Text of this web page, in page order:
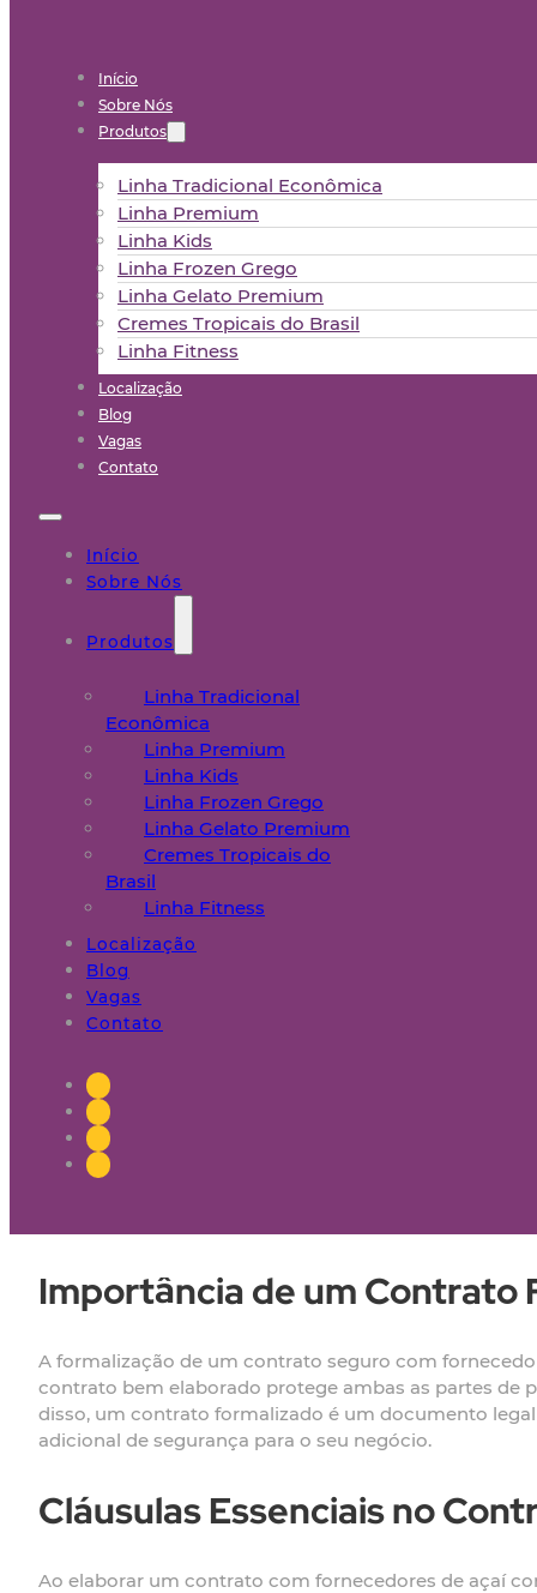
Início
Sobre Nós
Produtos
Linha Tradicional Econômica
Linha Premium
Linha Kids
Linha Frozen Grego
Linha Gelato Premium
Cremes Tropicais do Brasil
Linha Fitness
Localização
Blog
Vagas
Contato
Início
Sobre Nós
Produtos
Linha Tradicional
Econômica
Linha Premium
Linha Kids
Linha Frozen Grego
Linha Gelato Premium
Cremes Tropicais do
Brasil
Linha Fitness
Localização
Blog
Vagas
Contato
Importância de um Contrato
A formalização de um contrato seguro com
contrato bem elaborado protege ambas as partes de
disso, um contrato formalizado é um documento
adicional de segurança para o seu negócio.
Cláusulas Essenciais no
Ao elaborar um contrato com fornecedores de açaí